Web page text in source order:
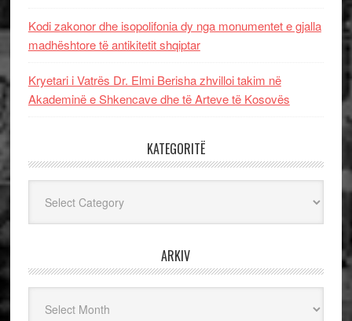
Kodi zakonor dhe isopolifonia dy nga monumentet e gjalla
madhështore të antikitetit shqiptar
Kryetari i Vatrës Dr. Elmi Berisha zhvilloi takim në
Akademinë e Shkencave dhe të Arteve të Kosovës
KATEGORITË
ARKIV